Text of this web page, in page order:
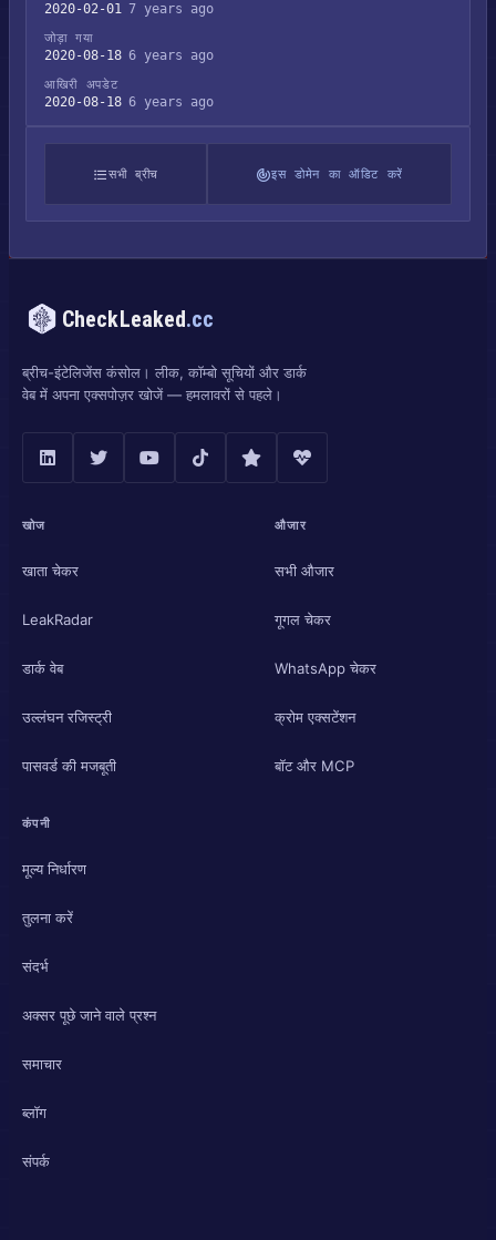
2020-02-01 7 years ago
जोड़ा गया
2020-08-18 6 years ago
आखिरी अपडेट
2020-08-18 6 years ago
सभी ब्रीच इस डोमेन का ऑडिट करें
CheckLeaked.cc
ब्रीच-इंटेलिजेंस कंसोल। लीक, कॉम्बो सूचियों और डार्क
वेब में अपना एक्सपोज़र खोजें — हमलावरों से पहले।
खोज
खाता चेकर
LeakRadar
डार्क वेब
उल्लंघन रजिस्ट्री
पासवर्ड की मजबूती
औजार
सभी औजार
गूगल चेकर
WhatsApp चेकर
क्रोम एक्सटेंशन
बॉट और MCP
कंपनी
मूल्य निर्धारण
तुलना करें
संदर्भ
अक्सर पूछे जाने वाले प्रश्न
समाचार
ब्लॉग
संपर्क